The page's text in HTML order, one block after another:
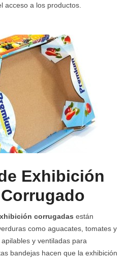
acceso a los productos.
Exhibición
corrugadas están
como aguacates, tomates y
y ventiladas para
bandejas hacen que la exhibición